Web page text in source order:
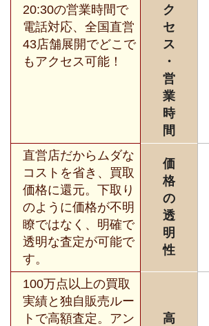
20:30の営業時間で
電話対応、全国直営
43店舗展開でどこで
もアクセス可能！
ク
セ
ス
・
営
業
時
間
直営店だからムダな
コストを省き、買取
価格に還元。下取り
のように価格が不明
瞭ではなく、明確で
透明な査定が可能で
す。
価
格
の
透
明
性
100万点以上の買取
実績と独自販売ルー
トで高額査定。アン
高